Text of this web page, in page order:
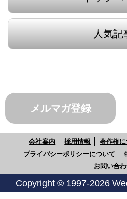
人気記
メルマガ登録
会社案内 採用情報 著作権
プライバシーポリシーについて
お問い合
Copyright © 1997-2026